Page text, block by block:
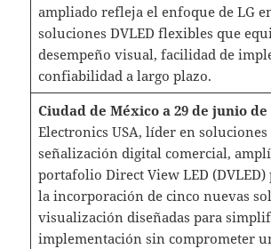
ampliado refleja el enfoque de LG
soluciones DVLED flexibles que
desempeño visual, facilidad de
confiabilidad a largo plazo.
Ciudad de México a 29 de junio de
Electronics USA, líder en soluciones
señalización digital comercial,
portafolio Direct View LED (DVLED)
la incorporación de cinco nuevas
visualización diseñadas para
implementación sin comprometer